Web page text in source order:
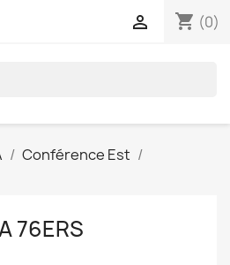
shopping_cart (0)

Conférence Est
76ERS